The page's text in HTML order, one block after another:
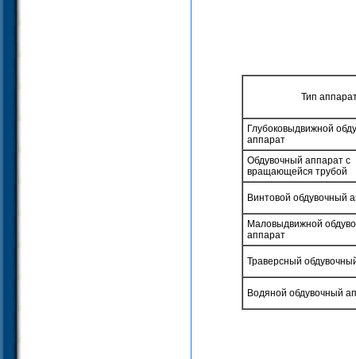
Тип
Глубоковыдвижной
аппарат
Обдувочный аппарат с
вращающейся трубой
Винтовой обдувочный
Маловыдвижной
аппарат
Траверсный
Водяной обдувочный